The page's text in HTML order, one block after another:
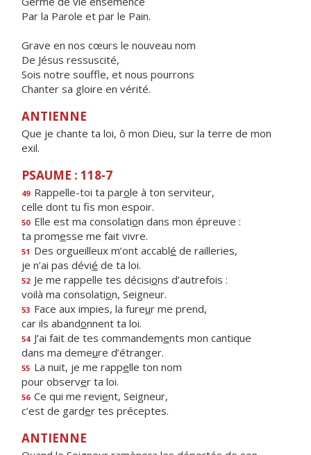
Par la Parole et par le Pain.
Grave en nos cœurs le nouveau nom
De Jésus ressuscité,
Sois notre souffle, et nous pourrons
Chanter sa gloire en vérité.
ANTIENNE
Que je chante ta loi, ô mon Dieu, sur la terre de mon
exil.
PSAUME : 118-7
49 Rappelle-toi ta parole à ton serviteur,
celle dont tu fs mon espoir.
50 Elle est ma consolation dans mon épreuve :
ta promesse me fait vivre.
51 Des orgueilleux m’ont accablé de railleries,
je n’ai pas dévié de ta loi.
52 Je me rappelle tes décisions d’autrefois :
voilà ma consolation, Seigneur.
53 Face aux impies, la fureur me prend,
car ils abandonnent ta loi.
54 J’ai fait de tes commandements mon cantique
dans ma demeure d’étranger.
55 La nuit, je me rappelle ton nom
pour observer ta loi.
56 Ce qui me revient, Seigneur,
c’est de garder tes préceptes.
ANTIENNE